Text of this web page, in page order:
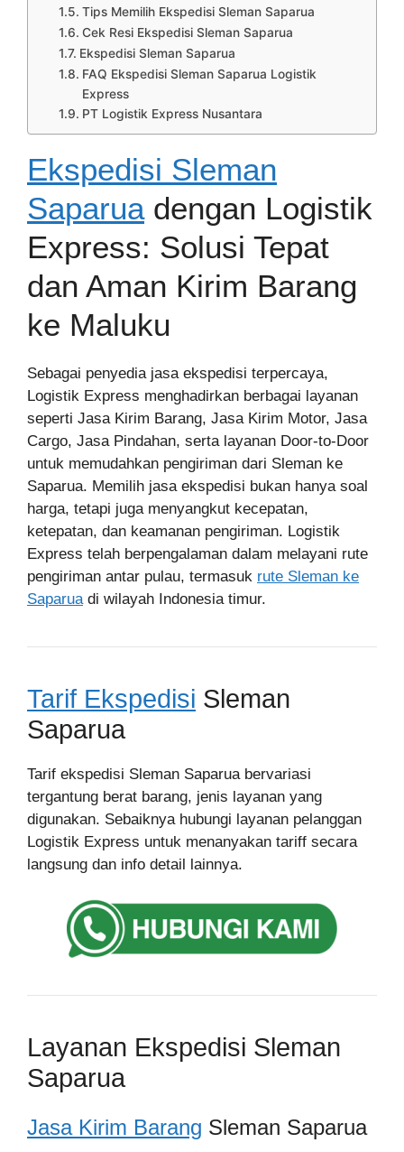
Tips Memilih Ekspedisi Sleman Saparua
Cek Resi Ekspedisi Sleman Saparua
Ekspedisi Sleman Saparua
FAQ Ekspedisi Sleman Saparua Logistik
Express
PT Logistik Express Nusantara
Ekspedisi Sleman
Saparuadengan Logistik
Express: Solusi Tepat
dan Aman Kirim Barang
ke Maluku
Sebagai penyedia jasa ekspedisi terpercaya,
Logistik Express menghadirkan berbagai layanan
seperti Jasa Kirim Barang, Jasa Kirim Motor, Jasa
Cargo, Jasa Pindahan, serta layanan Door-to-Door
untuk memudahkan pengiriman dari Sleman ke
Saparua. Memilih jasa ekspedisi bukan hanya soal
harga, tetapi juga menyangkut kecepatan,
ketepatan, dan keamanan pengiriman. Logistik
Express telah berpengalaman dalam melayani rute
pengiriman antar pulau, termasuk rute Sleman ke
Saparuadi wilayah Indonesia timur.
Tarif Ekspedisi Sleman
Saparua
Tarif ekspedisi Sleman Saparua bervariasi
tergantung berat barang, jenis layanan yang
digunakan. Sebaiknya hubungi layanan pelanggan
Logistik Express untuk menanyakan tariff secara
langsung dan info detail lainnya.
Layanan Ekspedisi Sleman
Saparua
Jasa Kirim Barang Sleman Saparua